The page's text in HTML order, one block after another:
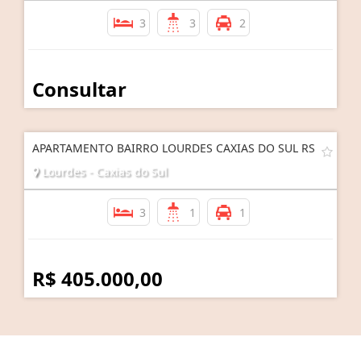
3 3 2
Consultar
APARTAMENTO BAIRRO LOURDES CAXIAS DO SUL RS
Lourdes - Caxias do Sul
3 1 1
R$ 405.000,00